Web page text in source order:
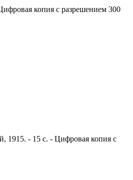
копия с разрешением 300
1915. - 15 с. - Цифровая копия с